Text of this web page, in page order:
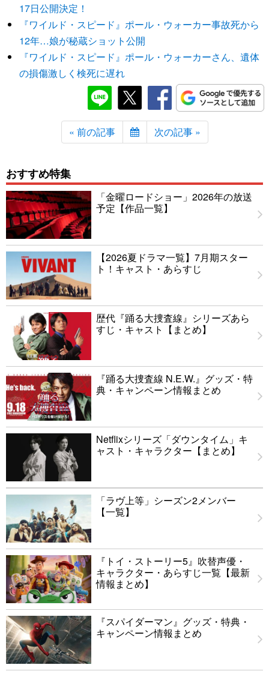
17日公開決定！
『ワイルド・スピード』ポール・ウォーカー事故死から
12年…娘が秘蔵ショット公開
『ワイルド・スピード』ポール・ウォーカーさん、遺体
の損傷激しく検死に遅れ
« 前の記事 次の記事 »
おすすめ特集
「金曜ロードショー」2026年の放送
予定【作品一覧】
【2026夏ドラマ一覧】7月期スター
ト！キャスト・あらすじ
歴代『踊る大捜査線』シリーズあら
すじ・キャスト【まとめ】
『踊る大捜査線 N.E.W.』グッズ・特
典・キャンペーン情報まとめ
Netflixシリーズ「ダウンタイム」キ
ャスト・キャラクター【まとめ】
「ラヴ上等」シーズン2メンバー
【一覧】
『トイ・ストーリー5』吹替声優・
キャラクター・あらすじ一覧【最新
情報まとめ】
『スパイダーマン』グッズ・特典・
キャンペーン情報まとめ